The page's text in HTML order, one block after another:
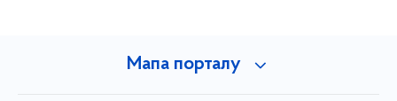
Мапа порталу